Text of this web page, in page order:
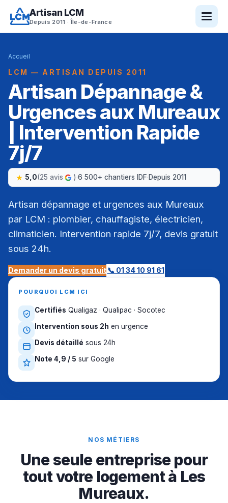
Artisan LCM
Depuis 2011 · Île-de-France
Accueil
LCM — ARTISAN DEPUIS 2011
Artisan Dépannage &
Urgences aux Mureaux
| Intervention Rapide
7j/7
5,0(25 avis )·6 500+ chantiers IDF·Depuis 2011
Artisan dépannage et urgences aux Mureaux
par LCM : plombier, chauffagiste, électricien,
climaticien. Intervention rapide 7j/7, devis gratuit
sous 24h.
Demander un devis gratuit📞 01 34 10 91 61
POURQUOI LCM ICI
Certifiés Qualigaz · Qualipac · Socotec
Intervention sous 2h en urgence
Devis détaillé sous 24h
Note 4,9 / 5 sur Google
NOS MÉTIERS
Une seule entreprise pour
tout votre logement à Les
Mureaux.